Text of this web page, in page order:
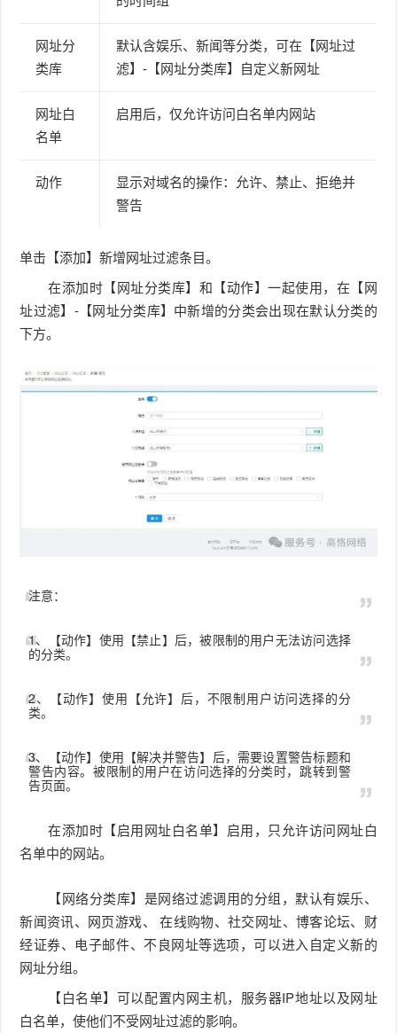
网址分
类库
默认含娱乐、新闻等分类，可在【网址过
滤】-【网址分类库】自定义新网址
网址白
名单
启用后，仅允许访问白名单内网站
动作
显示对域名的操作：允许、禁止、拒绝并
警告
单击【添加】新增网址过滤条目。
在添加时【网址分类库】和【动作】一起使用，在【网
址过滤】-【网址分类库】中新增的分类会出现在默认分类的
下方。
注意：
1、【动作】使用【禁止】后，被限制的用户无法访问选择
的分类。
2、【动作】使用【允许】后，不限制用户访问选择的分
类。
3、【动作】使用【解决并警告】后，需要设置警告标题和
警告内容。被限制的用户在访问选择的分类时，跳转到警
告页面。
在添加时【启用网址白名单】启用，只允许访问网址白
名单中的网站。
【网络分类库】是网络过滤调用的分组，默认有娱乐、
新闻资讯、网页游戏、 在线购物、社交网址、博客论坛、财
经证券、电子邮件、不良网址等选项，可以进入自定义新的
网址分组。
【白名单】可以配置内网主机，服务器IP地址以及网址
白名单，使他们不受网址过滤的影响。